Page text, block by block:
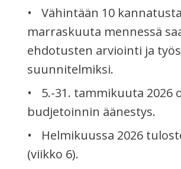
Vähintään 10
marraskuuta mennessä
ehdotusten arviointi ja
suunnitelmiksi.
5.-31. tammikuuta 2026
budjetoinnin äänestys.
Helmikuussa 2026
(viikko 6).